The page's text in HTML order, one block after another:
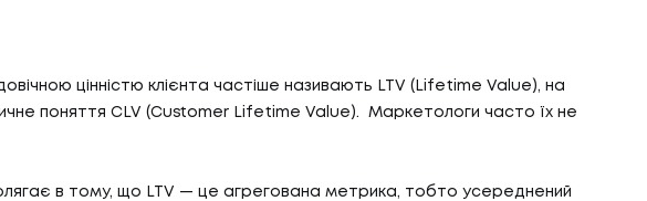
цінністю клієнта частіше називають LTV (Lifetime Value), на
поняття CLV (Customer Lifetime Value). Маркетологи часто їх не
в тому, що LTV — це агрегована метрика, тобто усереднений